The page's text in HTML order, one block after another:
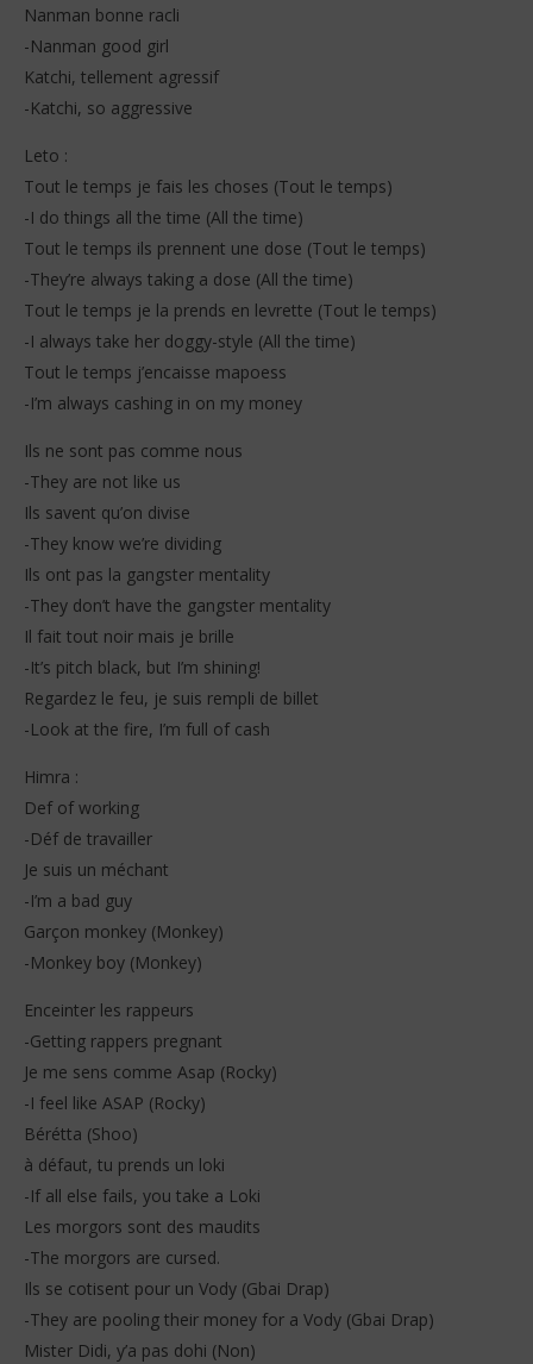
Nanman bonne racli
-Nanman good girl
Katchi, tellement agressif
-Katchi, so aggressive
Leto :
Tout le temps je fais les choses (Tout le temps)
-I do things all the time (All the time)
Tout le temps ils prennent une dose (Tout le temps)
-They’re always taking a dose (All the time)
Tout le temps je la prends en levrette (Tout le temps)
-I always take her doggy-style (All the time)
Tout le temps j’encaisse mapoess
-I’m always cashing in on my money
Ils ne sont pas comme nous
-They are not like us
Ils savent qu’on divise
-They know we’re dividing
Ils ont pas la gangster mentality
-They don’t have the gangster mentality
Il fait tout noir mais je brille
-It’s pitch black, but I’m shining!
Regardez le feu, je suis rempli de billet
-Look at the fire, I’m full of cash
Himra :
Def of working
-Déf de travailler
Je suis un méchant
-I’m a bad guy
Garçon monkey (Monkey)
-Monkey boy (Monkey)
Enceinter les rappeurs
-Getting rappers pregnant
Je me sens comme Asap (Rocky)
-I feel like ASAP (Rocky)
Bérétta (Shoo)
à défaut, tu prends un loki
-If all else fails, you take a Loki
Les morgors sont des maudits
-The morgors are cursed.
Ils se cotisent pour un Vody (Gbai Drap)
-They are pooling their money for a Vody (Gbai Drap)
Mister Didi, y’a pas dohi (Non)